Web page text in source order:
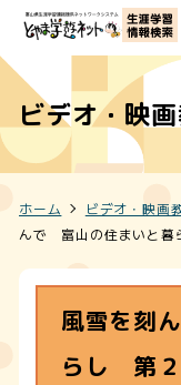
ビデオ・映
ホーム ビデオ・映画
んで 富山の住まいと
風雪を刻
らし 第